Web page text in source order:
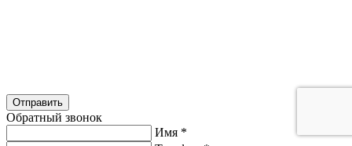
Обратный звонок
Имя *